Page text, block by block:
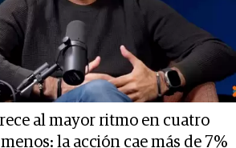
al mayor ritmo en cuatro
la acción cae más de 7%